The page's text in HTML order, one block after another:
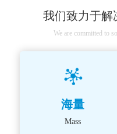
我们致力于解
We are committed to
海量
Mass